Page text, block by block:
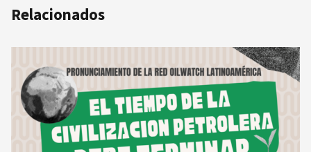
Relacionados